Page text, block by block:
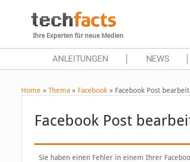
Ihre Experten für neue Medien
ANLEITUNGEN NEWS
Home » Thema » Facebook » Facebook Post
Facebook Post
Sie haben einen Fehler in einem Ihrer